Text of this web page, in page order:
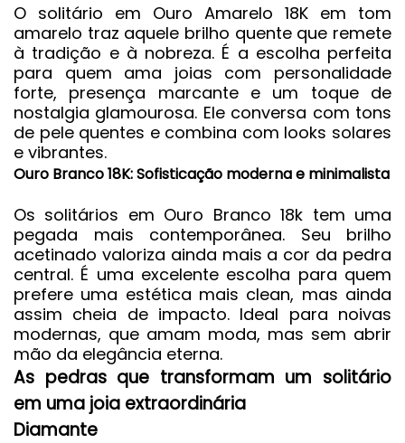
O solitário em Ouro Amarelo 18K em tom
amarelo traz aquele brilho quente que remete
à tradição e à nobreza. É a escolha perfeita
para quem ama joias com personalidade
forte, presença marcante e um toque de
nostalgia glamourosa. Ele conversa com tons
de pele quentes e combina com looks solares
e vibrantes.
Ouro Branco 18K: Sofisticação moderna e minimalista
Os solitários em Ouro Branco 18k tem uma
pegada mais contemporânea. Seu brilho
acetinado valoriza ainda mais a cor da pedra
central. É uma excelente escolha para quem
prefere uma estética mais clean, mas ainda
assim cheia de impacto. Ideal para noivas
modernas, que amam moda, mas sem abrir
mão da elegância eterna.
As pedras que transformam um solitário
em uma joia extraordinária
Diamante